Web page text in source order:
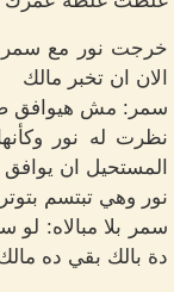
خرجت نور مع سمر
الان ان تخبر مالك
سمر: مش هيوافق
نظرت له نور
المستحيل ان يوافق
نور وهي تبتسم
سمر بلا مبالاه:
دة بالك بقي ده